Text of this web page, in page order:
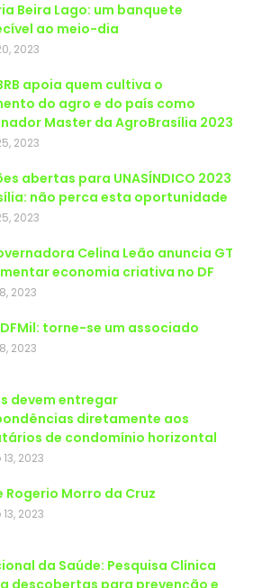
Beira Lago: um banquete
ao meio-dia
2023
apoia quem cultiva o
do agro e do país como
Master da AgroBrasília 2023
2023
abertas para UNASÍNDICO 2023
não perca esta oportunidade
2023
Celina Leão anuncia GT
economia criativa no DF
2023
torne-se um associado
2023
devem entregar
diretamente aos
de condomínio horizontal
2023
Rogerio Morro da Cruz
2023
da Saúde: Pesquisa Clínica